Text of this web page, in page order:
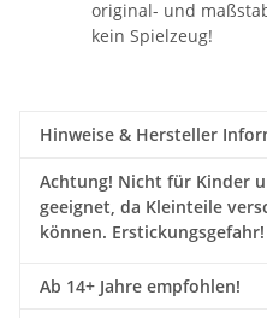
original- und
kein Spielzeug!
Hinweise & Hersteller
Achtung! Nicht für Kinder
geeignet, da Kleinteile
können. Erstickungsgefahr!
Ab 14+ Jahre empfohlen!